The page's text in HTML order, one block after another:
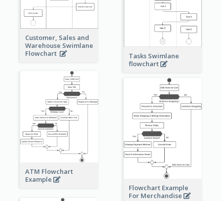
Customer, Sales and
Warehouse Swimlane
Flowchart
Tasks Swimlane
flowchart
ATM Flowchart
Example
Flowchart Example
For Merchandise